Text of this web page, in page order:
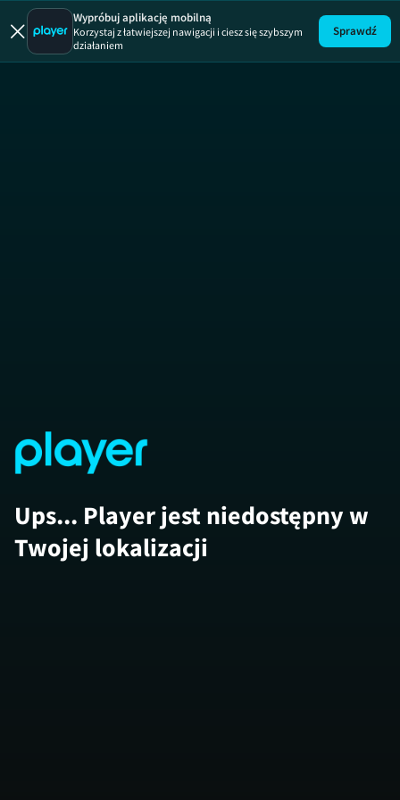
Ukryta
Wypróbuj aplikację mobilną
Korzystaj z łatwiejszej nawigacji i ciesz się szybszym
działaniem
Sprawdź
Ups... Player jest niedostępny w
Twojej lokalizacji